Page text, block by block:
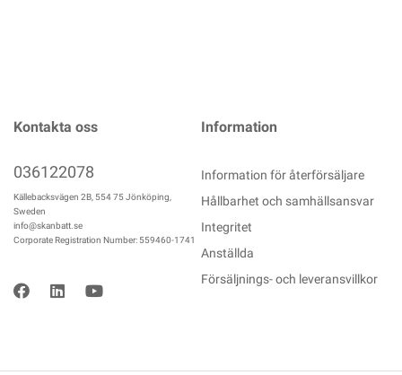
Kontakta oss
036122078
Källebacksvägen 2B, 554 75 Jönköping,
Sweden
info@skanbatt.se
Corporate Registration Number: 559460-1741
Information
Information för återförsäljare
Hållbarhet och samhällsansvar
Integritet
Anställda
Försäljnings- och leveransvillkor